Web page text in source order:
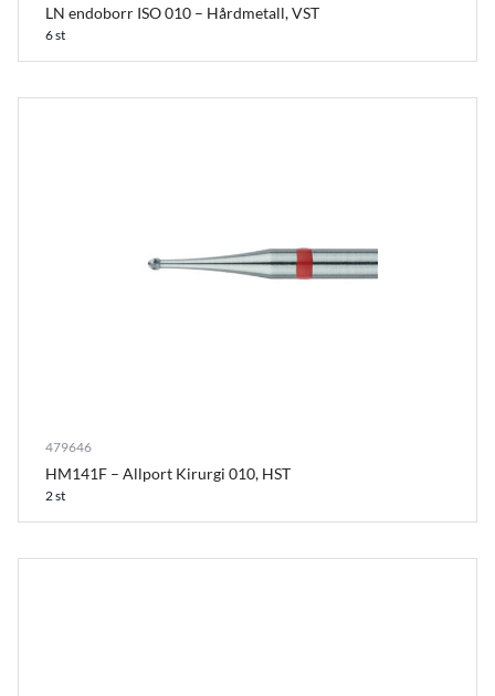
LN endoborr ISO 010 – Hårdmetall, VST
6 st
479646
HM141F – Allport Kirurgi 010, HST
2 st